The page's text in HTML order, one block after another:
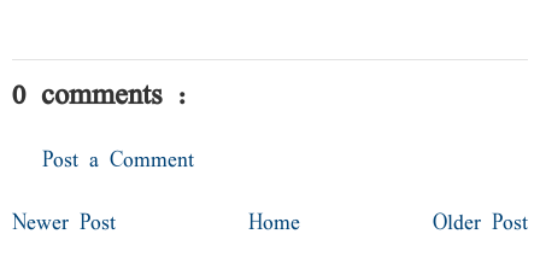
0 comments :
Post a Comment
Newer Post Older Post
Home